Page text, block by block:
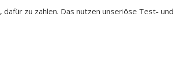
zu zahlen. Das nutzen unseriöse Test- und